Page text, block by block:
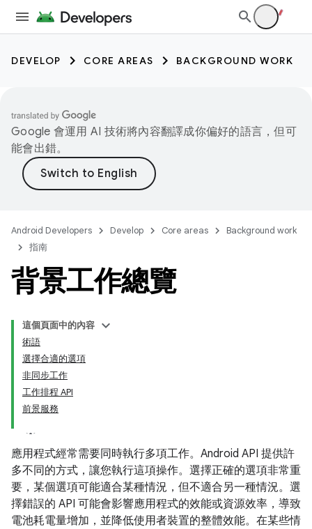
DEVELOP CORE AREAS BACKGROUND WORK
Google 會運用 AI 技術將內容翻譯成你偏好的語言，但可
能會出錯。
Android Developers Develop Core areas
Background work
指南
背景工作總覽
這個頁面中的內容
術語
選擇合適的選項
非同步工作
工作排程 API
前景服務
應用程式經常需要同時執行多項工作。Android API 提供許
多不同的方式，讓您執行這項操作。選擇正確的選項非常重
要，某個選項可能適合某種情況，但不適合另一種情況。選
擇錯誤的 API 可能會影響應用程式的效能或資源效率，導致
電池耗電量增加，並降低使用者裝置的整體效能。在某些情